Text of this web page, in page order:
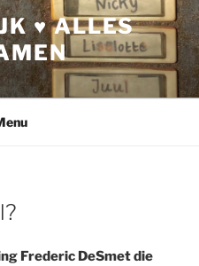
♥ ALLES
Frederic DeSmet die